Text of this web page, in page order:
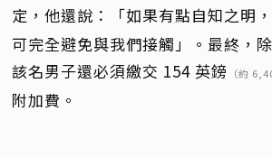
定，他還說：「如果有點自知之明
可完全避免與我們接觸」。最終，
該名男子還必須繳交 154 英鎊
（約
附加費。